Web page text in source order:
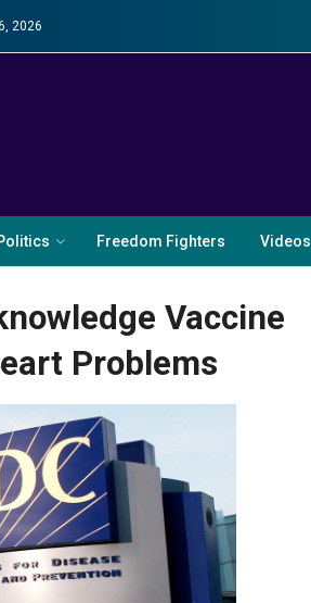
2026
Freedom Fighters Videos
Vaccine
Problems